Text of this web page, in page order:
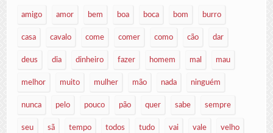
amigo amor bem boa boca bom burro
casa cavalo come comer como cão dar
deus dia dinheiro fazer homem mal mau
melhor muito mulher mão nada ninguém
nunca pelo pouco pão quer sabe sempre
seu sã tempo todos tudo vai vale velho